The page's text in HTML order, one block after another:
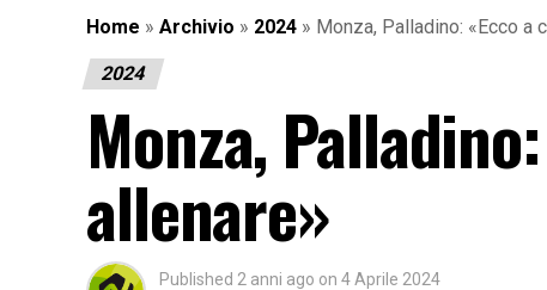
Home » Archivio » 2024 » Monza, Palladino: «Ecco a
2024
Monza,
allenare»
Published 2 anni ago on 4 Aprile 2024